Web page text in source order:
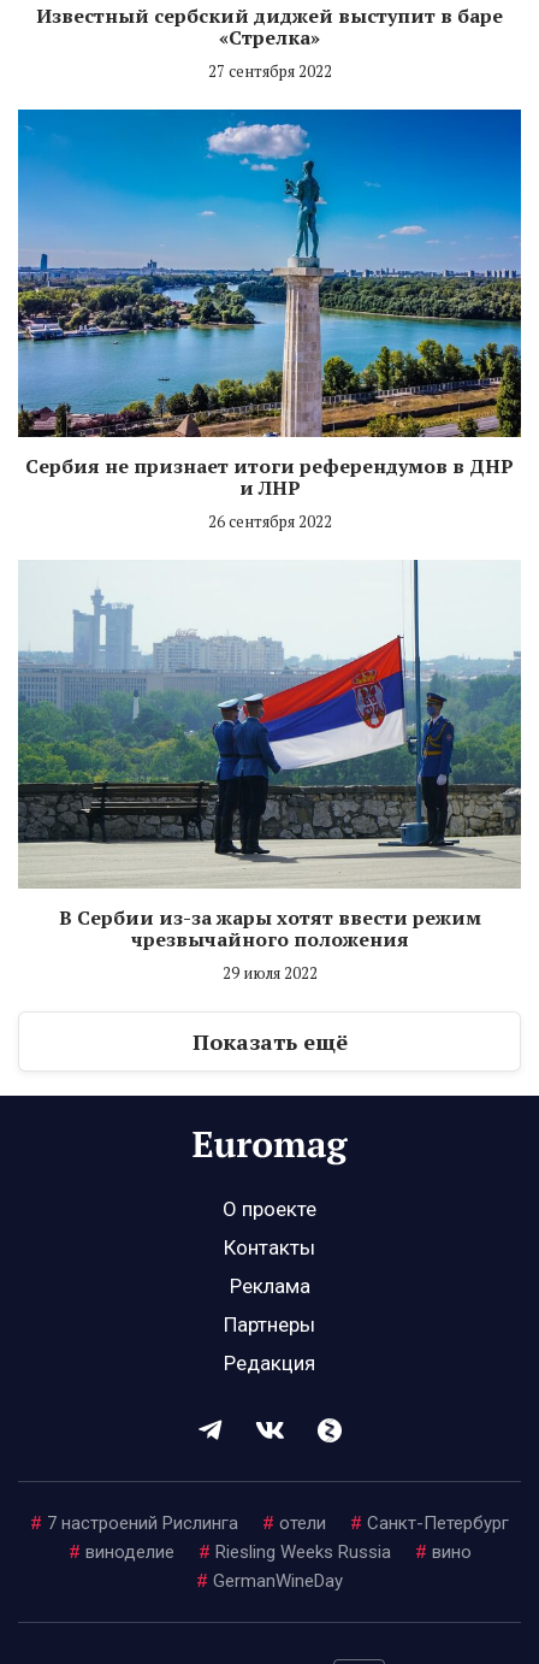
Известный сербский диджей выступит в баре
«Стрелка»
27 сентября 2022
Сербия не признает итоги референдумов в ДНР
и ЛНР
26 сентября 2022
В Сербии из-за жары хотят ввести режим
чрезвычайного положения
29 июля 2022
Показать ещё
О проекте
Контакты
Реклама
Партнеры
Редакция
# 7 настроений Рислинга # отели # Санкт-Петербург
# виноделие # Riesling Weeks Russia # вино
# GermanWineDay